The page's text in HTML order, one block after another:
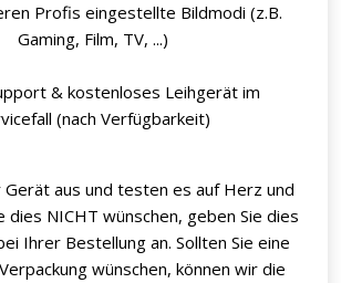
Profis eingestellte Bildmodi (z.B.
Gaming, Film, TV, ...)
& kostenloses Leihgerät im
(nach Verfügbarkeit)
Gerät aus und testen es auf Herz und
dies NICHT wünschen, geben Sie dies
Ihrer Bestellung an. Sollten Sie eine
wünschen, können wir die